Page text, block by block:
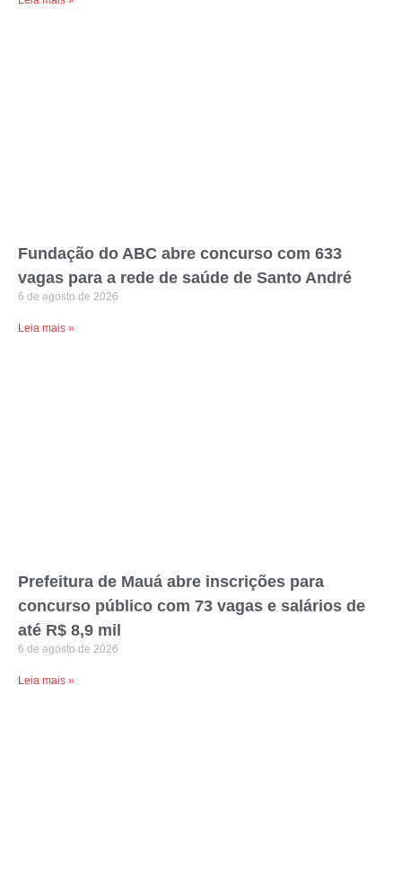
Fundação do ABC abre concurso com 633
vagas para a rede de saúde de Santo André
6 de agosto de 2026
Leia mais »
Prefeitura de Mauá abre inscrições para
concurso público com 73 vagas e salários de
até R$ 8,9 mil
6 de agosto de 2026
Leia mais »